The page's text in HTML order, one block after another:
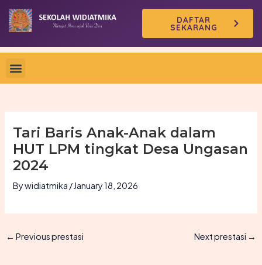
Skip
content
DAFTAR
SEKARANG
Tari Baris Anak-Anak dalam
HUT LPM tingkat Desa Ungasan
2024
Bywidiatmika /January 18, 2026
← Previous prestasi Next prestasi →